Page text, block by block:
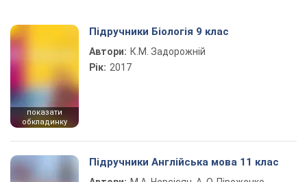
показати
обкладинку
Підручники Біологія 9 клас
Автори: К.М. Задорожній
Рік: 2017
Підручники Англійська мова 11 клас